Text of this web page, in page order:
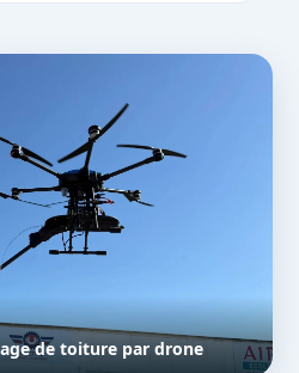
de toiture par drone